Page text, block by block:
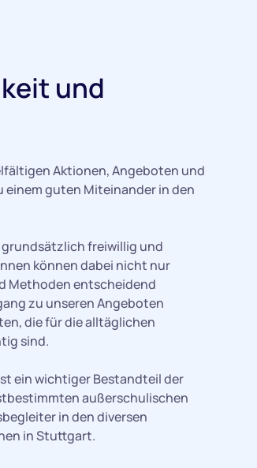
und
Aktionen, Angeboten und
guten Miteinander in den
grundsätzlich freiwillig und
können dabei nicht nur
Methoden entscheidend
zu unseren Angeboten
die für die alltäglichen
sind.
ein wichtiger Bestandteil der
außerschulischen
in den diversen
in Stuttgart.